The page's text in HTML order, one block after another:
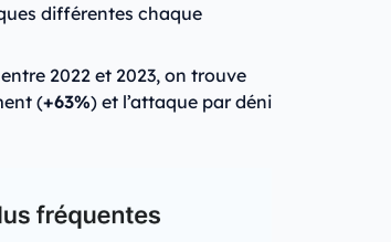
différentes chaque
2022 et 2023, on trouve
(+63%) et l’attaque par déni